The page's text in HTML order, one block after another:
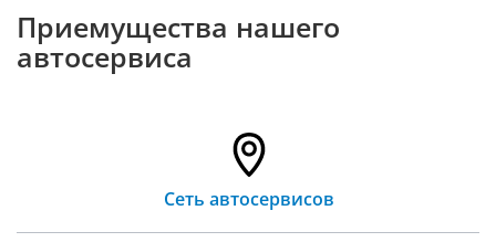
Приемущества нашего
автосервиса
Сеть автосервисов